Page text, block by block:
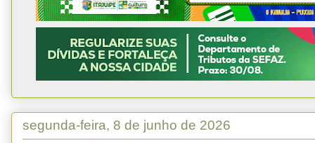
segunda-feira, 8 de junho de 2026